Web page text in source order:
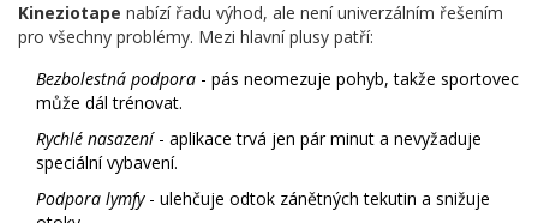
Kineziotape nabízí řadu výhod, ale není univerzálním řešením
pro všechny problémy. Mezi hlavní plusy patří:
Bezbolestná podpora - pás neomezuje pohyb, takže sportovec
může dál trénovat.
Rychlé nasazení- aplikace trvá jen pár minut a nevyžaduje
speciální vybavení.
Podpora lymfy- ulehčuje odtok zánětných tekutin a snižuje